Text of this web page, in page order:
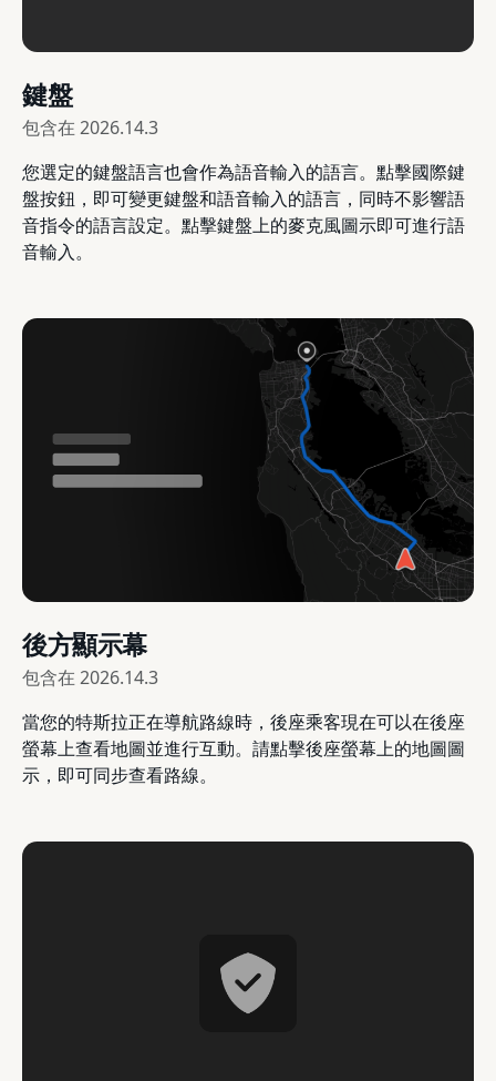
鍵盤
包含在2026.14.3
您選定的鍵盤語言也會作為語音輸入的語言。點擊國際鍵
盤按鈕，即可變更鍵盤和語音輸入的語言，同時不影響語
音指令的語言設定。點擊鍵盤上的麥克風圖示即可進行語
音輸入。
後方顯示幕
包含在 2026.14.3
當您的特斯拉正在導航路線時，後座乘客現在可以在後座
螢幕上查看地圖並進行互動。請點擊後座螢幕上的地圖圖
示，即可同步查看路線。